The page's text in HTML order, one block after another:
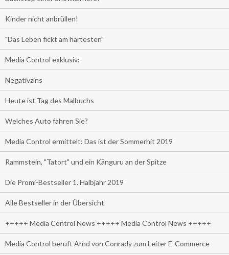
Kinder nicht anbrüllen!
"Das Leben fickt am härtesten"
Media Control exklusiv:
Negativzins
Heute ist Tag des Malbuchs
Welches Auto fahren Sie?
Media Control ermittelt: Das ist der Sommerhit 2019
Rammstein, "Tatort" und ein Känguru an der Spitze
Die Promi-Bestseller 1. Halbjahr 2019
Alle Bestseller in der Übersicht
+++++ Media Control News +++++ Media Control News +++++
Media Control beruft Arnd von Conrady zum Leiter E-Commerce